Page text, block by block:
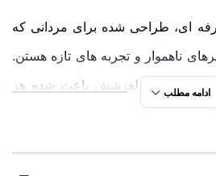
ای، طراحی شده برای مردانی که
ناهموار و تجربه های تازه هستن.
و طراحی ضدلغزشش باعث شده هر
ادامه مطلب